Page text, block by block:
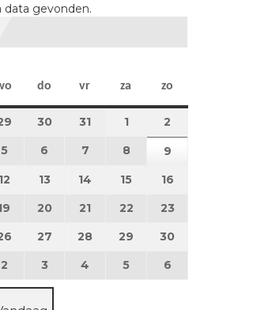
data gevonden.
woensdag
do donderdag
vr vrijdag
za zaterdag
zo
2026
29 juli 2026
3030 juli 2026
31 31 juli 2026
11 augustus 2026
2
2026
55 augustus 2026
6 6 augustus 2026
7 7 augustus 2026
8 8 augustus 2026
9
2026 2026
12 12 augustus 2026
13 13 augustus 2026
14 14 augustus 2026
15 15 augustus 2026
16
2026 2026
19 augustus 2026
20 20 augustus 2026
21 21 augustus 2026
22 22 augustus 2026
23
2026 2026
26 augustus 2026
27 27 augustus 2026
28 28 augustus 2026
29 29 augustus 2026
30
2026
2 2 september 2026
3 3 september 2026
4 4 september 2026
5 5 september 2026
6